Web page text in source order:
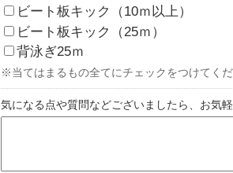
ビート板キック（10ｍ以上）
ビート板キック（25ｍ）
背泳ぎ25ｍ
※当てはまるもの全てにチェックをつけてく
気になる点や質問などございましたら、お気軽